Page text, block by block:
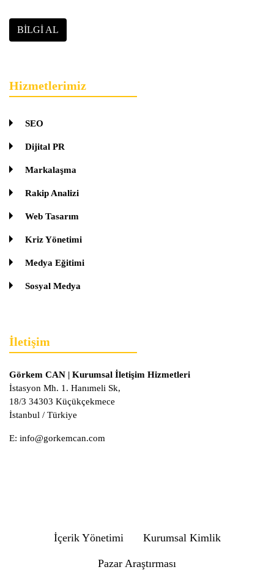
BILGI AL
Hizmetlerimiz
SEO
Dijital PR
Markalaşma
Rakip Analizi
Web Tasarım
Kriz Yönetimi
Medya Eğitimi
Sosyal Medya
İletişim
Görkem CAN | Kurumsal İletişim Hizmetleri
İstasyon Mh. 1. Hanımeli Sk,
18/3 34303 Küçükçekmece
İstanbul / Türkiye
E: info@gorkemcan.com
İçerik Yönetimi Kurumsal Kimlik
Pazar Araştırması